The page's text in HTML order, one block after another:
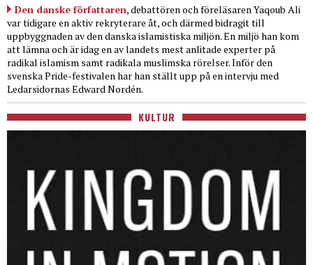
Den danske författaren, debattören och föreläsaren Yaqoub Ali
var tidigare en aktiv rekryterare åt, och därmed bidragit till
uppbyggnaden av den danska islamistiska miljön. En miljö han kom
att lämna och är idag en av landets mest anlitade experter på
radikal islamism samt radikala muslimska rörelser. Inför den
svenska Pride-festivalen har han ställt upp på en intervju med
Ledarsidornas Edward Nordén.
KULTUR